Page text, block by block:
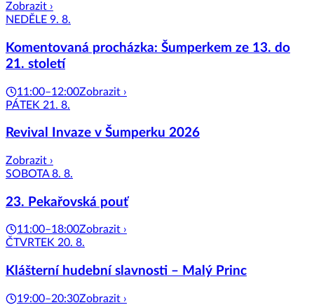
Zobrazit ›
NEDĚLE 9. 8.
Komentovaná procházka: Šumperkem ze 13. do
21. století
11:00–12:00Zobrazit ›
PÁTEK 21. 8.
Revival Invaze v Šumperku 2026
Zobrazit ›
SOBOTA 8. 8.
23. Pekařovská pouť
11:00–18:00Zobrazit ›
ČTVRTEK 20. 8.
Klášterní hudební slavnosti – Malý Princ
19:00–20:30Zobrazit ›